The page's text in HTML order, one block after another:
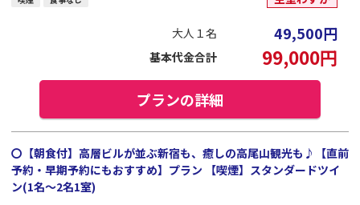
大人１名 49,500円
基本代金合計 99,000円
プランの詳細
〇【朝食付】高層ビルが並ぶ新宿も、癒しの高尾山観光も♪【直前
予約・早期予約にもおすすめ】プラン 【喫煙】スタンダードツイ
ン(1名～2名1室)